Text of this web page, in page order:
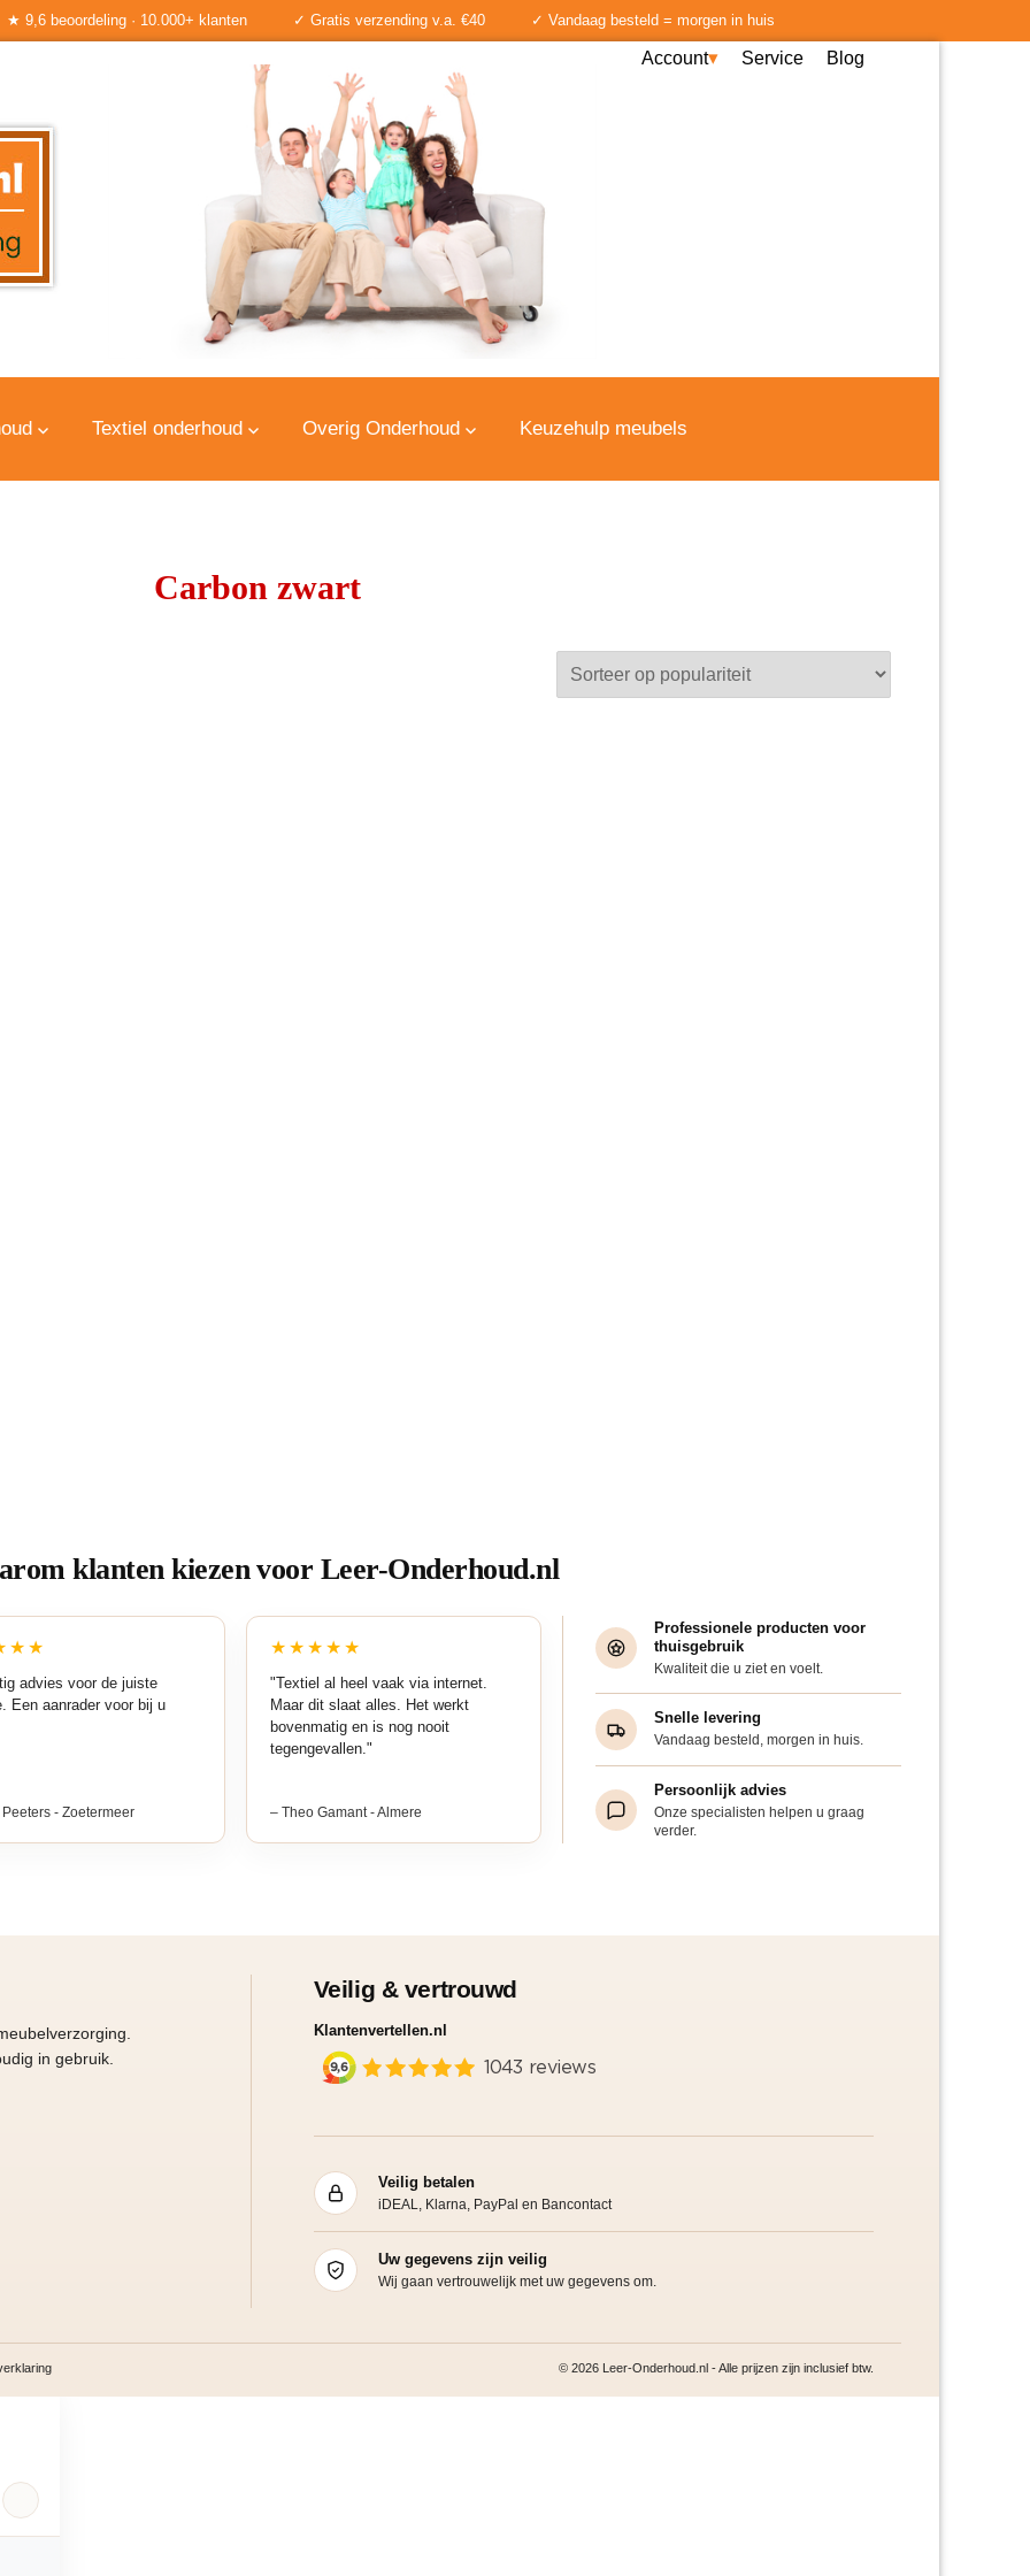
★ 9,6 beoordeling · 10.000+ klanten ✓ Gratis verzending v.a. €40 ✓ Vandaag besteld = morgen in huis
Account Service Blog
Textiel onderhoud Overig Onderhoud Keuzehulp meubels
Carbon zwart
klanten kiezen voor Leer-Onderhoud.nl
advies voor de juiste
Een aanrader voor bij u
Peeters - Zoetermeer
★★★★★
"Textiel al heel vaak via internet.
Maar dit slaat alles. Het werkt
bovenmatig en is nog nooit
tegengevallen."
– Theo Gamant - Almere
Professionele producten voor
thuisgebruik
Kwaliteit die u ziet en voelt.
Snelle levering
Vandaag besteld, morgen in huis.
Persoonlijk advies
Onze specialisten helpen u graag
verder.
in gebruik.
Veilig & vertrouwd
Klantenvertellen.nl
Veilig betalen
iDEAL, Klarna, PayPal en Bancontact
Uw gegevens zijn veilig
Wij gaan vertrouwelijk met uw gegevens om.
© 2026 Leer-Onderhoud.nl - Alle prijzen zijn inclusief btw.